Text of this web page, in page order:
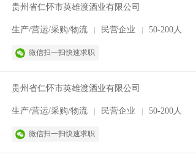
贵州省仁怀市英雄渡酒业有限公司
生产/营运/采购/物流 民营企业 50-200人
微信扫一扫快速求职
贵州省仁怀市英雄渡酒业有限公司
生产/营运/采购/物流 民营企业 50-200人
微信扫一扫快速求职